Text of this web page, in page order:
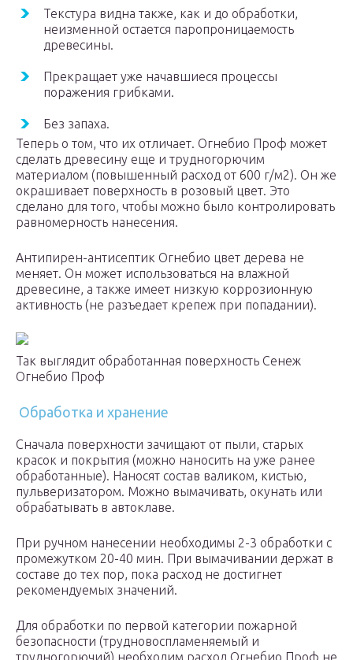
Текстура видна также, как и до обработки,
неизменной остается паропроницаемость
древесины.
Прекращает уже начавшиеся процессы
поражения грибками.
Без запаха.
Теперь о том, что их отличает. Огнебио Проф может
сделать древесину еще и трудногорючим
материалом (повышенный расход от 600 г/м2). Он же
окрашивает поверхность в розовый цвет. Это
сделано для того, чтобы можно было контролировать
равномерность нанесения.
Антипирен-антисептик Огнебио цвет дерева не
меняет. Он может использоваться на влажной
древесине, а также имеет низкую коррозионную
активность (не разъедает крепеж при попадании).
Так выглядит обработанная поверхность Сенеж
Огнебио Проф
Обработка и хранение
Сначала поверхности зачищают от пыли, старых
красок и покрытия (можно наносить на уже ранее
обработанные). Наносят состав валиком, кистью,
пульверизатором. Можно вымачивать, окунать или
обрабатывать в автоклаве.
При ручном нанесении необходимы 2-3 обработки с
промежутком 20-40 мин. При вымачивании держат в
составе до тех пор, пока расход не достигнет
рекомендуемых значений.
Для обработки по первой категории пожарной
безопасности (трудновоспламеняемый и
трудногорючий) необходим расход Огнебио Проф не